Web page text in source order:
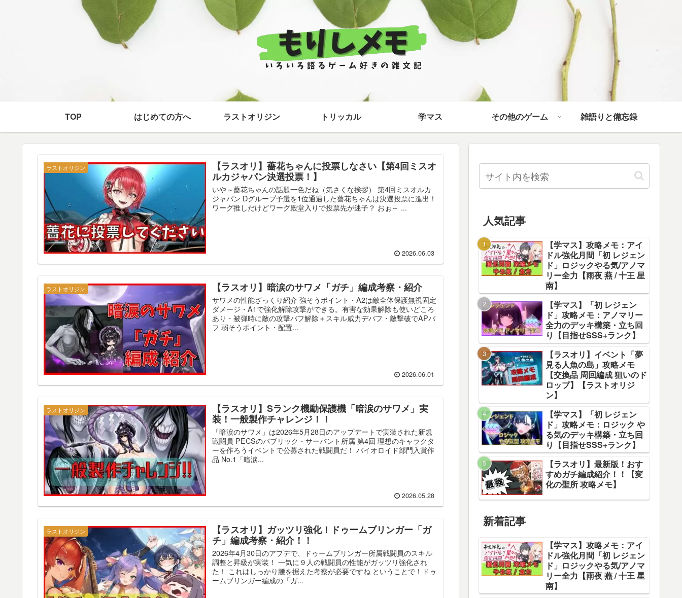
TOP はじめての方へ ラストオリジン トリッカル 学マス その他のゲーム 雑語りと備忘録
ラストオリジン
【ラスオリ】薔花ちゃんに投票しなさい【第4回ミスオ
ルカジャパン決選投票！】
いや～薔花ちゃんの話題一色だね（気さくな挨拶） 第4回ミスオルカ
ジャパン Dグループ予選を1位通過した薔花ちゃんは決選投票に進出！
ワーグ推しだけどワーグ殿堂入りで投票先が迷子？ おぉ～ ...
2026.06.03
ラストオリジン 【ラスオリ】暗涙のサワメ「ガチ」編成考察・紹介
サワメの性能ざっくり紹介 強そうポイント・A2は敵全体保護無視固定
ダメージ・A1で強化解除攻撃ができる。有害な効果解除も使いどころ
あり・被弾時に敵の攻撃バフ解除＋スキル威力デバフ・敵撃破でAPバ
フ 弱そうポイント・配置...
2026.06.01
ラストオリジン
【ラスオリ】Sランク機動保護機「暗涙のサワメ」実
装！一般製作チャレンジ！！
「暗涙のサワメ」は2026年5月28日のアップデートで実装された新規
戦闘員 PECSのパブリック・サーバント所属 第4回 理想のキャラクタ
ーを作ろうイベントで公募された戦闘員だ！ バイオロイド部門入賞作
品 No.1「暗涙...
2026.05.28
ラストオリジン
【ラスオリ】ガッツリ強化！ドゥームブリンガー「ガ
チ」編成考察・紹介！！
2026年4月30日のアプデで、ドゥームブリンガー所属戦闘員のスキル
調整と昇級が実装！ 一気に９人の戦闘員の性能がガッツリ強化され
た！ これはしっかり腰を据えた考察が必要ですね ということで！ドゥ
ームブリンガー編成の「ガ...
人気記事
【学マス】攻略メモ：アイ
ドル強化月間「初 レジェン
ド」ロジックやる気/アノマ
リー全力【雨夜 燕 / 十王 星
南】
【学マス】「初 レジェン
ド」攻略メモ：アノマリー
全力のデッキ構築・立ち回
り【目指せSSS+ランク】
【ラスオリ】イベント「夢
見る人魚の島」攻略メモ
【交換品 周回編成 狙いのド
ロップ】【ラストオリジ
ン】
【学マス】「初 レジェン
ド」攻略メモ：ロジック や
る気のデッキ構築・立ち回
り【目指せSSS+ランク】
【ラスオリ】最新版！おす
すめガチ編成紹介！！【変
化の聖所 攻略メモ】
新着記事
【学マス】攻略メモ：アイ
ドル強化月間「初 レジェン
ド」ロジックやる気/アノマ
リー全力【雨夜 燕 / 十王 星
南】